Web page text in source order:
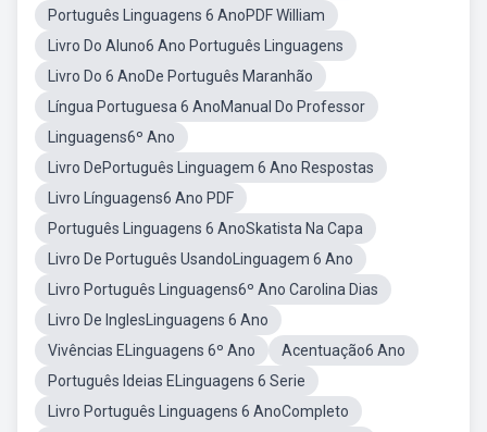
Português Linguagens 6 AnoPDF William
Livro Do Aluno6 Ano Português Linguagens
Livro Do 6 AnoDe Português Maranhão
Língua Portuguesa 6 AnoManual Do Professor
Linguagens6º Ano
Livro DePortuguês Linguagem 6 Ano Respostas
Livro Línguagens6 Ano PDF
Português Linguagens 6 AnoSkatista Na Capa
Livro De Português UsandoLinguagem 6 Ano
Livro Português Linguagens6º Ano Carolina Dias
Livro De InglesLinguagens 6 Ano
Vivências ELinguagens 6º Ano
Acentuação6 Ano
Português Ideias ELinguagens 6 Serie
Livro Português Linguagens 6 AnoCompleto